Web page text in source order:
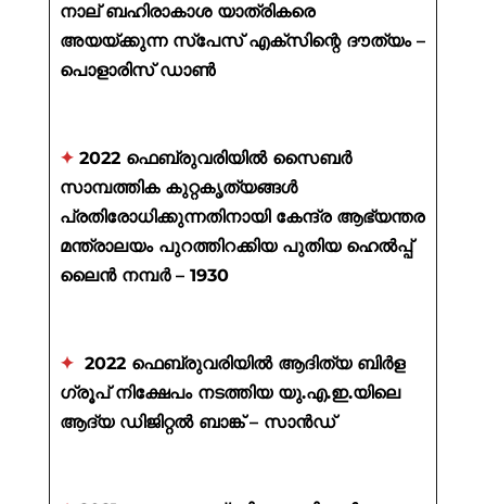
നാല് ബഹിരാകാശ യാത്രികരെ
അയയ്ക്കുന്ന സ്പേസ് എക്സിന്റെ ദൗത്യം –
പൊളാരിസ് ഡാൺ
✦ 2022 ഫെബ്രുവരിയിൽ സൈബർ
സാമ്പത്തിക കുറ്റകൃത്യങ്ങൾ
പ്രതിരോധിക്കുന്നതിനായി കേന്ദ്ര ആഭ്യന്തര
മന്ത്രാലയം പുറത്തിറക്കിയ പുതിയ ഹെൽപ്പ്
ലൈൻ നമ്പർ – 1930
✦ 2022 ഫെബ്രുവരിയിൽ ആദിത്യ ബിർള
ഗ്രൂപ് നിക്ഷേപം നടത്തിയ യു.എ.ഇ.യിലെ
ആദ്യ ഡിജിറ്റൽ ബാങ്ക് – സാൻഡ്